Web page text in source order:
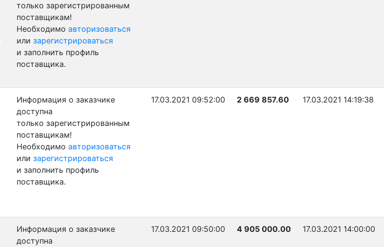
только зарегистрированным
поставщикам!
Необходимо авторизоваться
или зарегистрироваться
и заполнить профиль
поставщика.
Информация о заказчике
доступна
только зарегистрированным
поставщикам!
Необходимо авторизоваться
или зарегистрироваться
и заполнить профиль
поставщика.
17.03.2021 09:52:00 2 669 857.60 17.03.2021 14:19:38
Информация о заказчике
доступна
17.03.2021 09:50:00 4 905 000.00 17.03.2021 14:00:00